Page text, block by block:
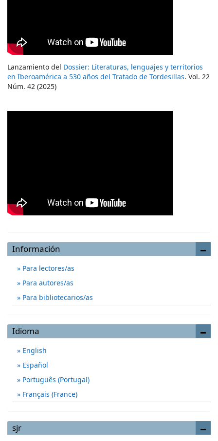
Lanzamiento del Dossier: Literaturas, lenguajes y territorios
en Iberoamérica a 530 años del Tratado de Tordesillas. Vol. 22
Núm. 42 (2025)
Información
Para lectores/as
Para autores/as
Para bibliotecarios/as
Idioma
English
Español
Português (Portugal)
Français (France)
sjr